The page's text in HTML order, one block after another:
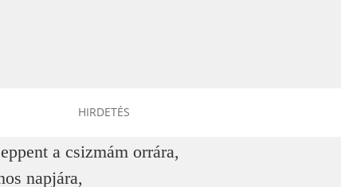
HIRDETÉS
a csizmám orrára,
napjára,